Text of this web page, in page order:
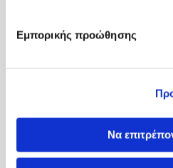
Εμπορικής προώθησης
Να
-Τηρήστε σχολαστικά την
-Ωμά ψάρια και οστρακοειδή,
-Προϊόντα που έχει παρέλθει η